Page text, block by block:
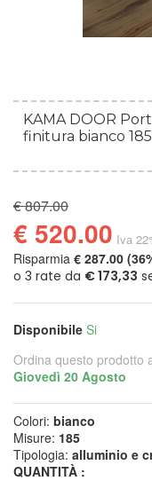
KAMA DOOR
finitura bianco
€ 807.00
€ 520.00 Iva
Risparmia € 287.00
Disponibile Si
Ordina questo prodotto
Giovedì 20 Agosto
Colori: bianco
Misure: 185
Tipologia: alluminio e
QUANTITÀ :